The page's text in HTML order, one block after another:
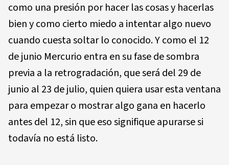
como una presión por hacer las cosas y hacerlas
bien y como cierto miedo a intentar algo nuevo
cuando cuesta soltar lo conocido. Y como el 12
de junio Mercurio entra en su fase de sombra
previa a la retrogradación, que será del 29 de
junio al 23 de julio, quien quiera usar esta ventana
para empezar o mostrar algo gana en hacerlo
antes del 12, sin que eso signifique apurarse si
todavía no está listo.